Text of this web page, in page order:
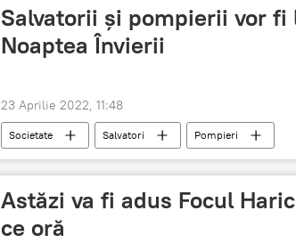
Salvatorii și pompierii vor fi
Noaptea Învierii
23 Aprilie 2022, 11:48
Societate Salvatori Pompieri
Astăzi va fi adus Focul
ce oră